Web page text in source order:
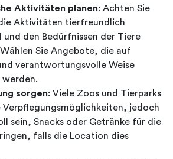
Aktivitäten planen: Achten Sie
Aktivitäten tierfreundlich
den Bedürfnissen der Tiere
Sie Angebote, die auf
verantwortungsvolle Weise
sorgen: Viele Zoos und Tierparks
Verpflegungsmöglichkeiten, jedoch
sein, Snacks oder Getränke für die
falls die Location dies